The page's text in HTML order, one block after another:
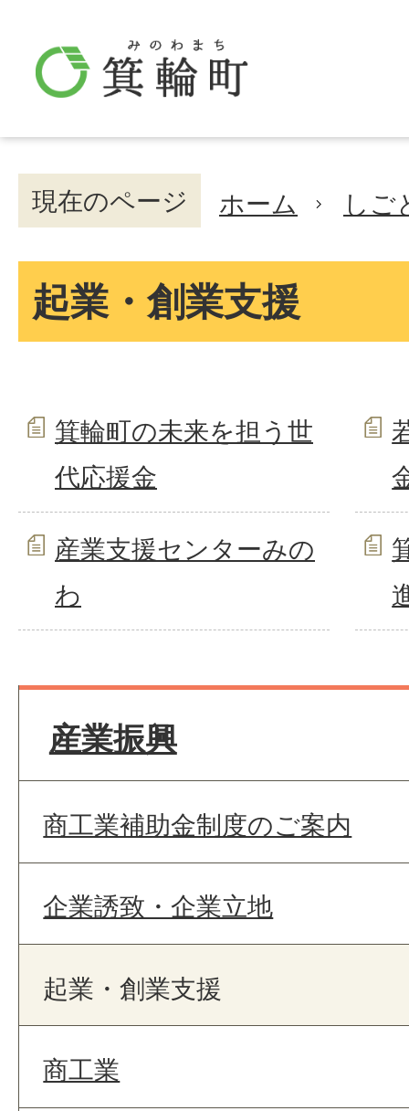
現在のページ ホーム しご
起業・創業支援
箕輪町の未来を担う世
代応援金
産業支援センターみの
わ
産業振興
商工業補助金制度のご案内
企業誘致・企業立地
起業・創業支援
商工業